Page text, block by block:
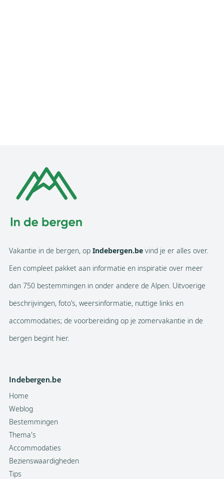
Vakantie in de bergen, op Indebergen.be vind je er alles over.
Een compleet pakket aan informatie en inspiratie over meer
dan 750 bestemmingen in onder andere de Alpen. Uitvoerige
beschrijvingen, foto’s, weersinformatie, nuttige links en
accommodaties; de voorbereiding op je zomervakantie in de
bergen begint hier.
Indebergen.be
Home
Weblog
Bestemmingen
Thema's
Accommodaties
Bezienswaardigheden
Tips